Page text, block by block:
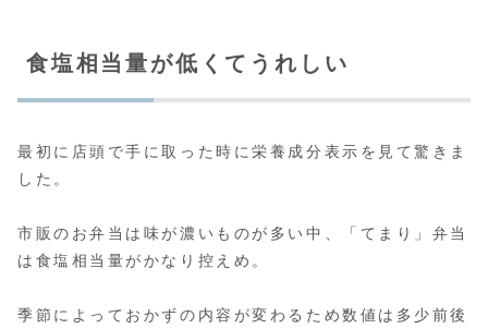
食塩相当量が低くてうれしい
最初に店頭で手に取った時に栄養成分表示を見て驚きま
した。
市販のお弁当は味が濃いものが多い中、「てまり」弁当
は食塩相当量がかなり控えめ。
季節によっておかずの内容が変わるため数値は多少前後